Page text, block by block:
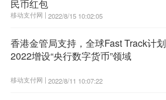
民币红包
移动支付网 | 2022/8/15 10:02:05
香港金管局支持，全球Fast Track计划
2022增设“央行数字货币”领域
移动支付网 | 2022/8/11 10:07:22